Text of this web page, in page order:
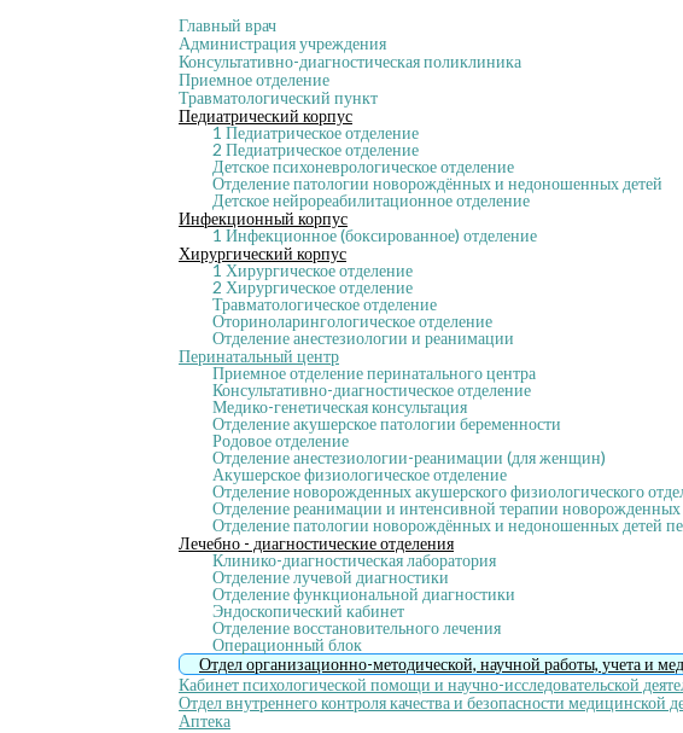
Главный врач
Администрация учреждения
Консультативно-диагностическая поликлиника
Приемное отделение
Травматологический пункт
Педиатрический корпус
1 Педиатрическое отделение
2 Педиатрическое отделение
Детское психоневрологическое отделение
Отделение патологии новорождённых и недоношенных детей
Детское нейрореабилитационное отделение
Инфекционный корпус
1 Инфекционное (боксированное) отделение
Хирургический корпус
1 Хирургическое отделение
2 Хирургическое отделение
Травматологическое отделение
Оториноларингологическое отделение
Отделение анестезиологии и реанимации
Перинатальный центр
Приемное отделение перинатального центра
Консультативно-диагностическое отделение
Медико-генетическая консультация
Отделение акушерское патологии беременности
Родовое отделение
Отделение анестезиологии-реанимации (для женщин)
Акушерское физиологическое отделение
Отделение новорожденных акушерского физиологического
Отделение реанимации и интенсивной терапии новорожденных
Отделение патологии новорождённых и недоношенных детей
Лечебно - диагностические отделения
Клинико-диагностическая лаборатория
Отделение лучевой диагностики
Отделение функциональной диагностики
Эндоскопический кабинет
Отделение восстановительного лечения
Операционный блок
Отдел организационно-методической, научной работы, учета и
Кабинет психологической помощи и научно-исследовательской
Отдел внутреннего контроля качества и безопасности медицинской
Аптека